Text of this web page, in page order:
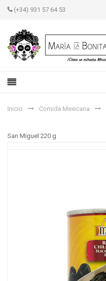
(+34) 931 57 64 53
Inicio Comida Mexicana
San Miguel 220 g